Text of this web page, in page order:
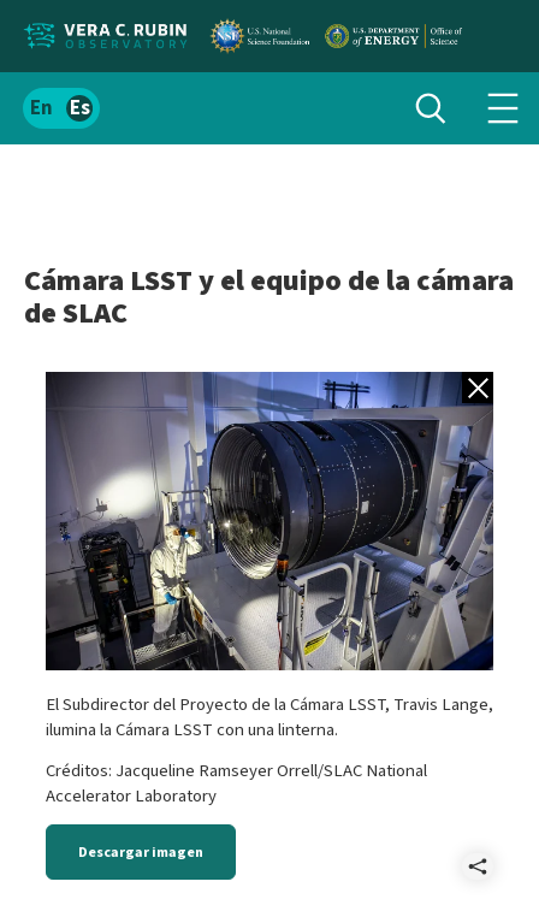
Localizar
el
Español
Alternar
búsqueda
Cámara LSST y el equipo de la cámara
de SLAC
Volver a
El Subdirector del Proyecto de la Cámara LSST, Travis Lange,
ilumina la Cámara LSST con una linterna.
Créditos: Jacqueline Ramseyer Orrell/SLAC National
Accelerator Laboratory
Descargar imagen